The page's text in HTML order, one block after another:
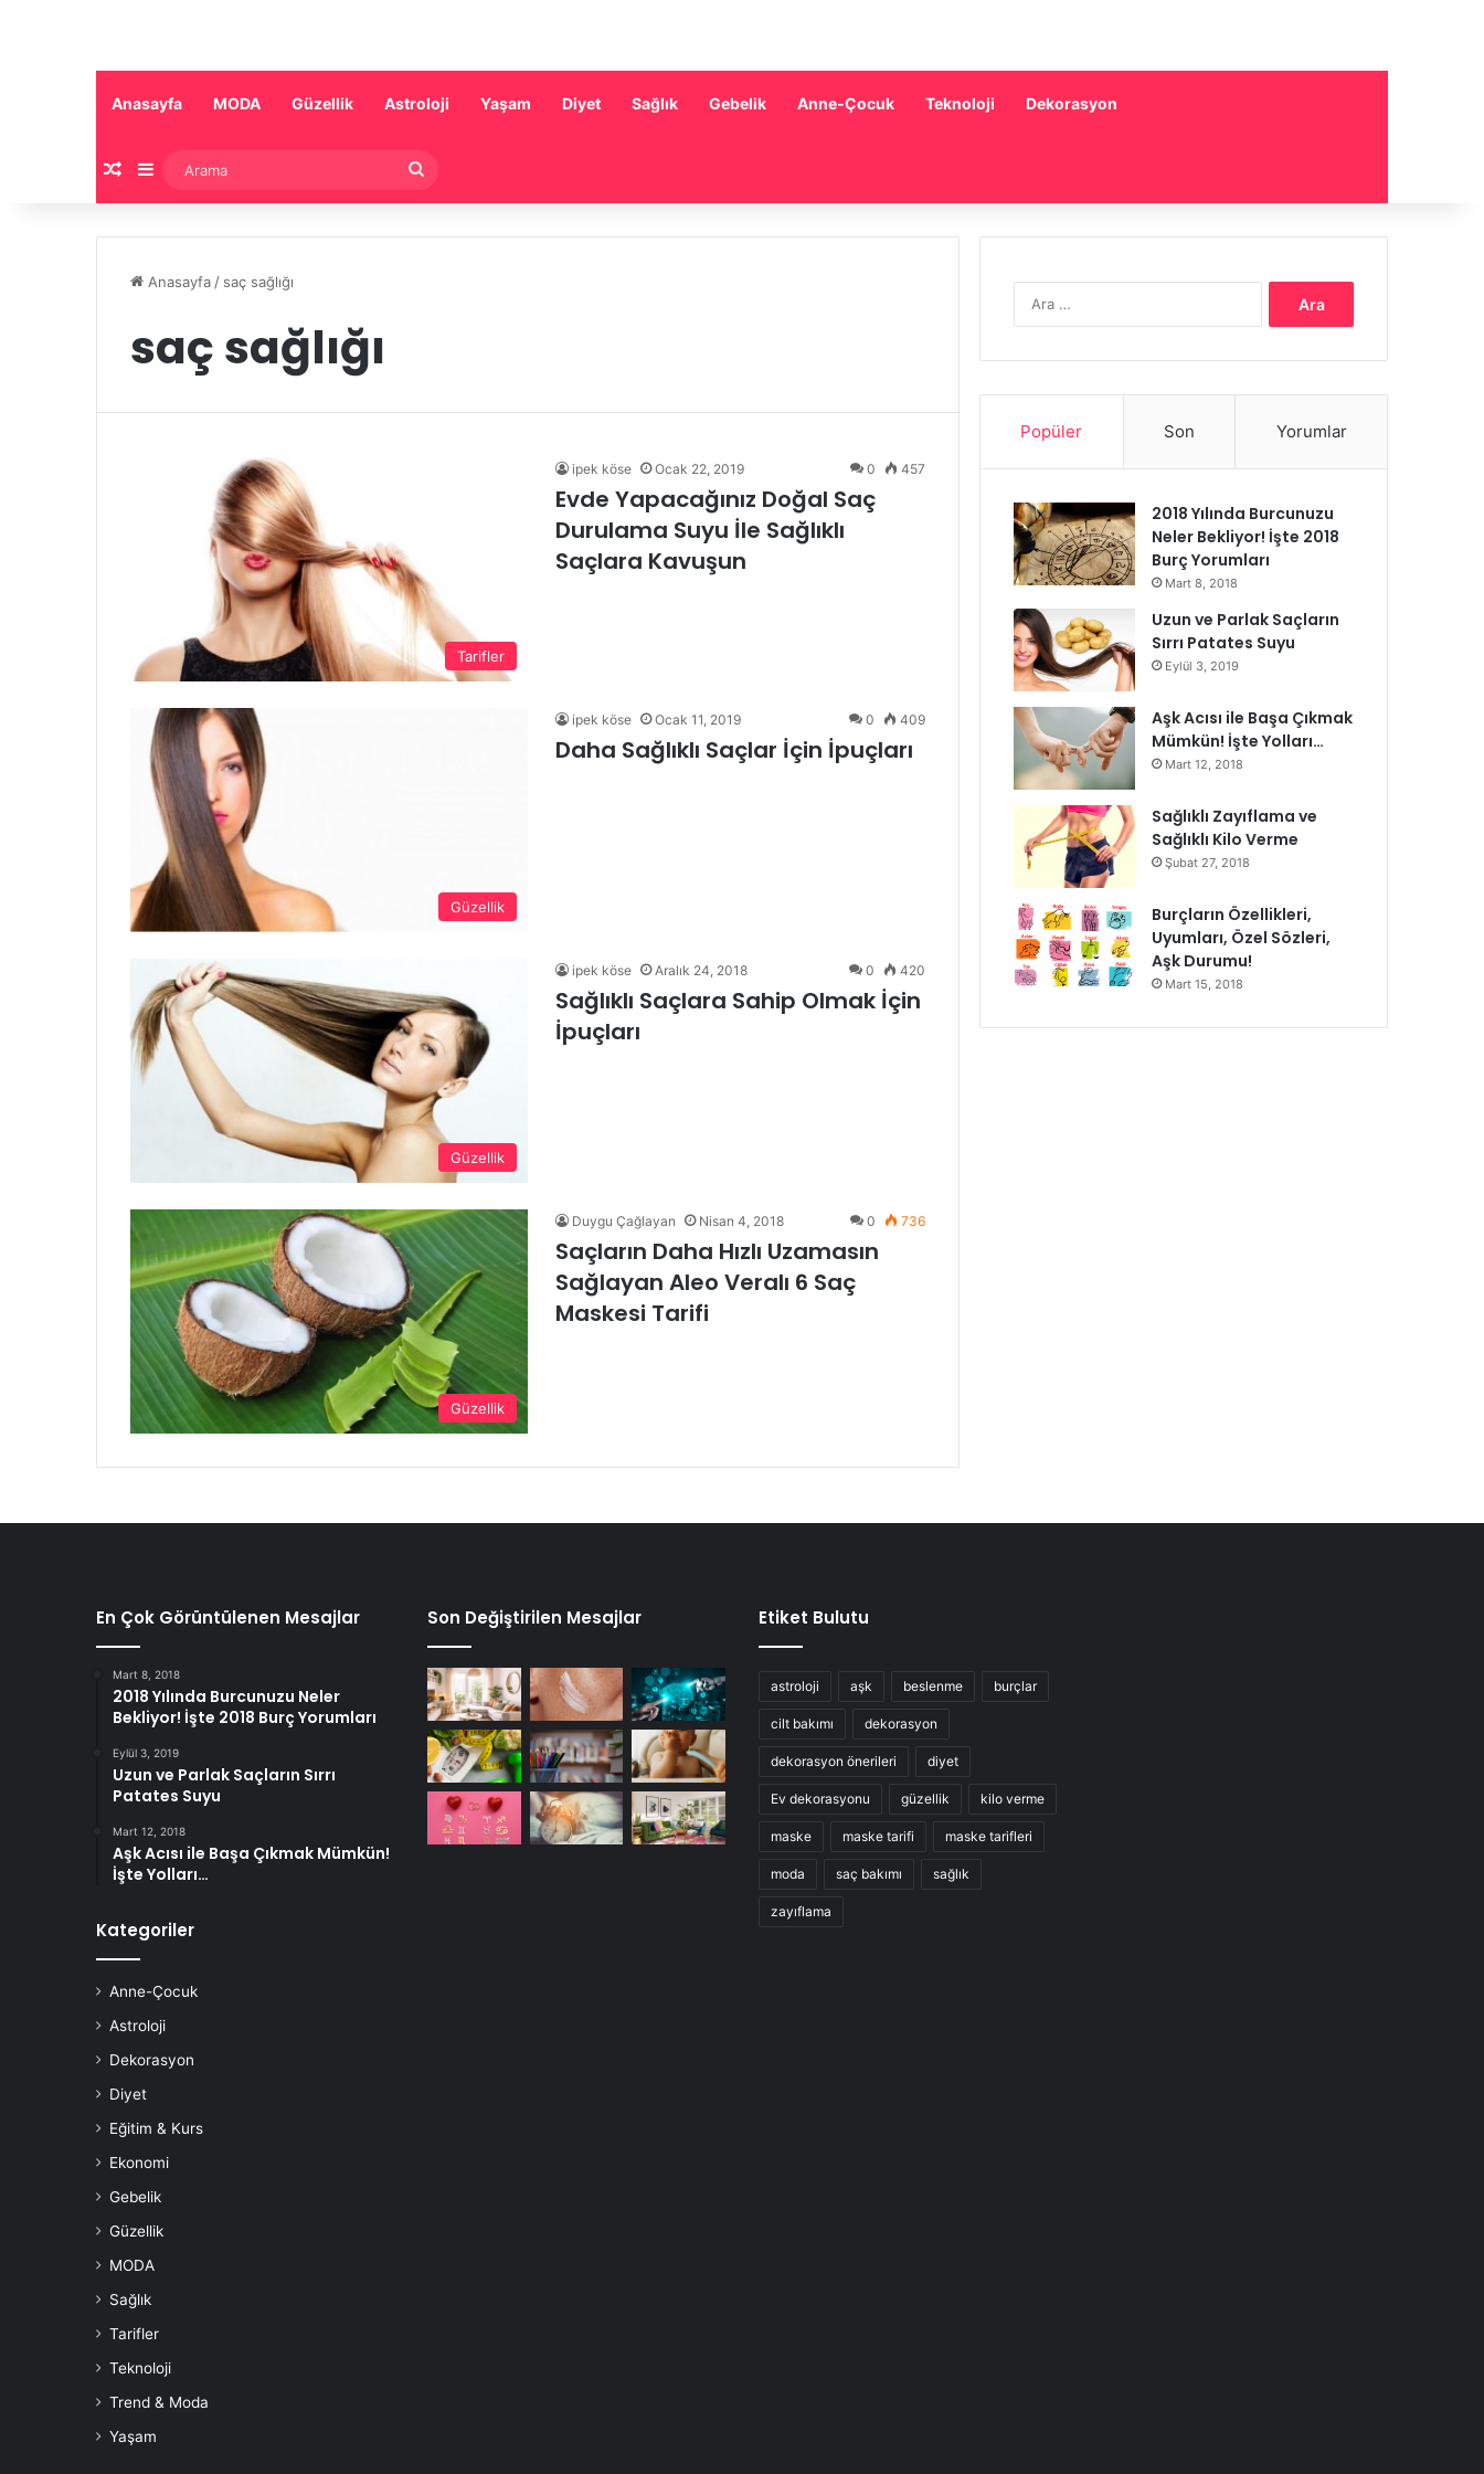
Anasayfa MODA Güzellik Astroloji Yaşam Diyet Sağlık Gebelik Anne-Çocuk Teknoloji Dekorasyon
Rastgele Makale
Kenar Bölmesi
Anasayfa / saç sağlığı
saç sağlığı
Tarifler
ipek köse Ocak 22, 2019 0 457
Evde Yapacağınız Doğal Saç
Durulama Suyu İle Sağlıklı
Saçlara Kavuşun
Güzellik
ipek köse Ocak 11, 2019 0 409
Daha Sağlıklı Saçlar İçin İpuçları
Güzellik
ipek köse Aralık 24, 2018 0 420
Sağlıklı Saçlara Sahip Olmak İçin
İpuçları
Güzellik
Duygu Çağlayan Nisan 4, 2018 0 736
Saçların Daha Hızlı Uzamasın
Sağlayan Aleo Veralı 6 Saç
Maskesi Tarifi
Popüler Son Yorumlar
2018 Yılında Burcunuzu
Neler Bekliyor! İşte 2018
Burç Yorumları
Mart 8, 2018
Uzun ve Parlak Saçların
Sırrı Patates Suyu
Eylül 3, 2019
Aşk Acısı ile Başa Çıkmak
Mümkün! İşte Yolları…
Mart 12, 2018
Sağlıklı Zayıflama ve
Sağlıklı Kilo Verme
Şubat 27, 2018
Burçların Özellikleri,
Uyumları, Özel Sözleri,
Aşk Durumu!
Mart 15, 2018
En Çok Görüntülenen Mesajlar
Mart 8, 2018
2018 Yılında Burcunuzu Neler
Bekliyor! İşte 2018 Burç Yorumları
Eylül 3, 2019
Uzun ve Parlak Saçların Sırrı
Patates Suyu
Mart 12, 2018
Aşk Acısı ile Başa Çıkmak Mümkün!
İşte Yolları…
Kategoriler
Anne-Çocuk
Astroloji
Dekorasyon
Diyet
Eğitim & Kurs
Ekonomi
Gebelik
Güzellik
MODA
Sağlık
Tarifler
Teknoloji
Trend & Moda
Yaşam
Son Değiştirilen Mesajlar Etiket Bulutu
astroloji aşk beslenme burçlar
cilt bakımı dekorasyon
dekorasyon önerileri diyet
Ev dekorasyonu güzellik kilo verme
maske maske tarifi maske tarifleri
moda saç bakımı sağlık
zayıflama